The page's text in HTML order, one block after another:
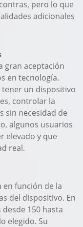
pero lo que
adicionales
gran aceptación
en tecnología.
un dispositivo
controlar la
sin necesidad de
algunos usuarios
elevado y que
real.
en función de la
del dispositivo. En
150 hasta
elegido. Su